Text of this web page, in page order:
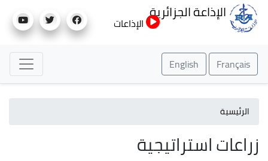
إلى
الإذاعة الجزائرية
الإذاعات
Français
English
الرئيسية
زراعات استراتيجية